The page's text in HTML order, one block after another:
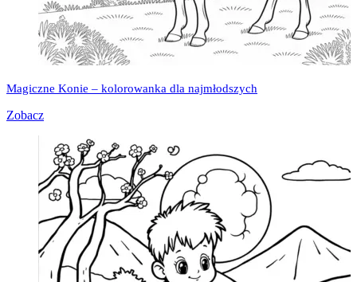
Magiczne Konie – kolorowanka dla najmłodszych
Zobacz